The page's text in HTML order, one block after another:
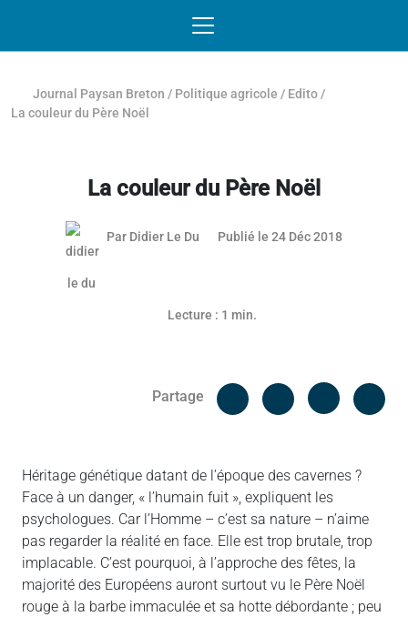
Journal Paysan Breton / Politique agricole / Edito /
La couleur du Père Noël
La couleur du Père Noël
Par Didier Le Du Publié le 24 Déc 201807 janvier
Lecture : 1 min.
Partage
Facebook
Héritage génétique datant de l’époque des cavernes ?
Face à un danger, « l’humain fuit », expliquent les
psychologues. Car l’Homme – c’est sa nature – n’aime
pas regarder la réalité en face. Elle est trop brutale, trop
implacable. C’est pourquoi, à l’approche des fêtes, la
majorité des Européens auront surtout vu le Père Noël
rouge à la barbe immaculée et sa hotte débordante ; peu